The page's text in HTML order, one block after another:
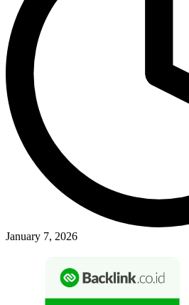
January 7, 2026